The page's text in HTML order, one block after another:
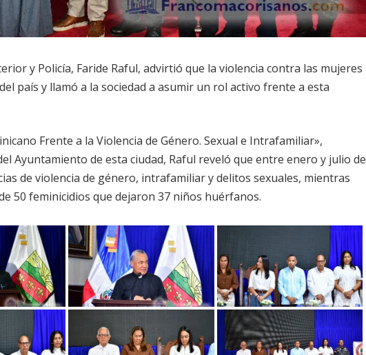
y Policía, Faride Raful, advirtió que la violencia contra las mujeres
país y llamó a la sociedad a asumir un rol activo frente a esta
Frente a la Violencia de Género. Sexual e Intrafamiliar»,
Ayuntamiento de esta ciudad, Raful reveló que entre enero y julio de
de violencia de género, intrafamiliar y delitos sexuales, mientras
50 feminicidios que dejaron 37 niños huérfanos.